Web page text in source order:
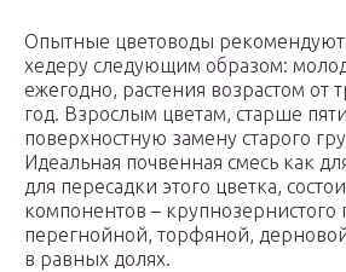
Опытные цветоводы рекомендуют
хедеру следующим образом:
ежегодно, растения возрастом от
год. Взрослым цветам, старше
поверхностную замену старого
Идеальная почвенная смесь как
для пересадки этого цветка,
компонентов – крупнозернистого
перегнойной, торфяной,
в равных долях.